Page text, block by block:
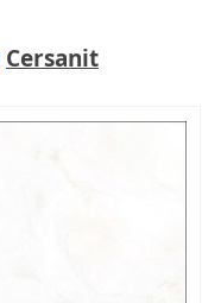
Cersanit